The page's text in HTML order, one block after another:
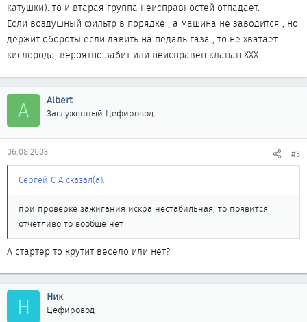
катушки). то и втарая группа неисправностей отпадает.
Если воздушный фильтр в порядке , а машина не заводится , но
держит обороты если давить на педаль газа , то не хватает
кислорода, вероятно забит или неисправен клапан ХХХ.
A Albert
Заслуженный Цефировод
06.08.2003 #3
Сергей С А сказал(а):
при проверке зажигания искра нестабильная, то появится
отчетливо то вообще нет
А стартер то крутит весело или нет?
Н Ник
Цефировод